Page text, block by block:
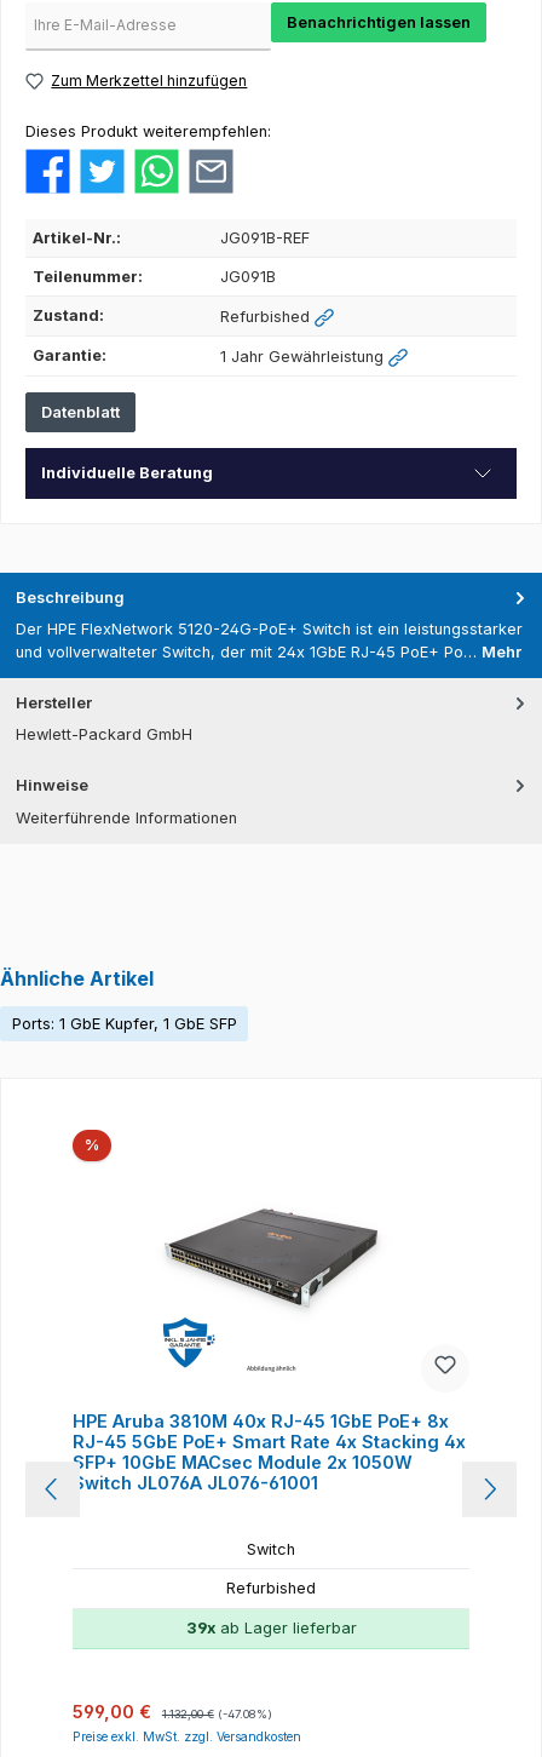
Benachrichtigen lassen
Zum Merkzettel hinzufügen
Dieses Produkt weiterempfehlen:
Artikel-Nr.: JG091B-REF
Teilenummer: JG091B
Zustand: Refurbished
Garantie: 1 Jahr Gewährleistung
Datenblatt
Individuelle Beratung
Beschreibung
Der HPE FlexNetwork 5120-24G-PoE+ Switch ist ein leistungsstarker
und vollverwalteter Switch, der mit 24x 1GbE RJ-45 PoE+ Po… Mehr
Hersteller
Hewlett-Packard GmbH
Hinweise
Weiterführende Informationen
Ähnliche Artikel
Ports: 1 GbE Kupfer, 1 GbE SFP
%Rabatt
HPE Aruba 3810M 40x RJ-45 1GbE PoE+ 8x
RJ-45 5GbE PoE+ Smart Rate 4x Stacking 4x
SFP+ 10GbE MACsec Module 2x 1050W
Switch JL076A JL076-61001
Switch
Refurbished
39xab Lager lieferbar
Verkaufspreis:
599,00 € Regulärer Preis:
1.132,00 € (-47.08%)
Preise exkl. MwSt. zzgl. Versandkosten